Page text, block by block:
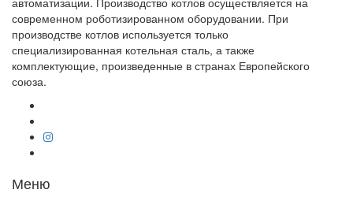
современном роботизированном оборудовании. При
производстве котлов используется только
специализированная котельная сталь, а также
комплектующие, произведенные в странах Европейского
союза.
Меню